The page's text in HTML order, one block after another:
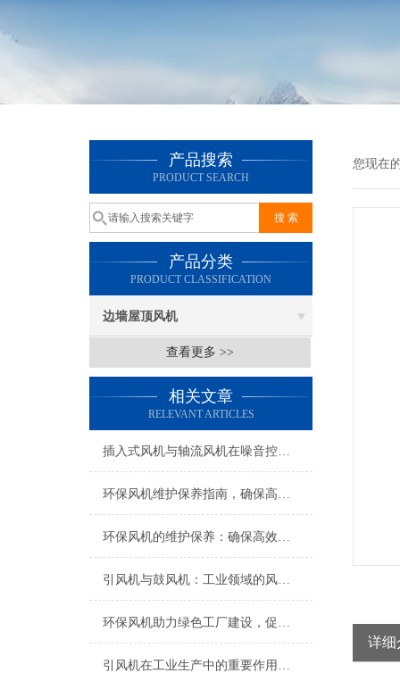
产品搜索
PRODUCT SEARCH
产品分类
PRODUCT CLASSIFICATION
边墙屋顶风机
查看更多 >>
相关文章
RELEVANT ARTICLES
插入式风机与轴流风机在噪音控制上有何差异？
环保风机维护保养指南，确保高效稳定运行
环保风机的维护保养：确保高效运行的关键
引风机与鼓风机：工业领域的风动双子星
环保风机助力绿色工厂建设，促进节能减排
引风机在工业生产中的重要作用及发展趋势
您现在
详细